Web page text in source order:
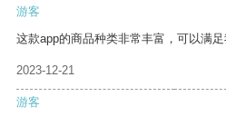
游客
这款app的商品种类非常丰富，可以满足
2023-12-21
游客